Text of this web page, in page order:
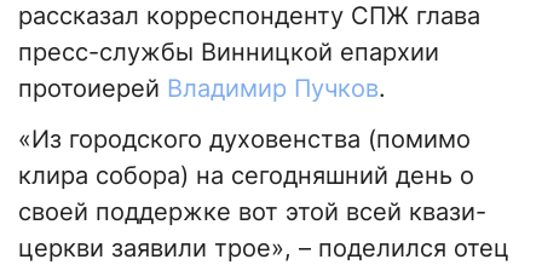
рассказал корреспонденту СПЖ глава
пресс-службы Винницкой епархии
протоиерей Владимир Пучков.
«Из городского духовенства (помимо
клира собора) на сегодняшний день о
своей поддержке вот этой всей квази-
церкви заявили трое», – поделился отец